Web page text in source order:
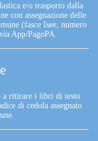
e/o trasporto dalla
con assegnazione delle
(fasce Isee, numero
App/PagoPA.
a ritirare i libri di testo
di cedola assegnato